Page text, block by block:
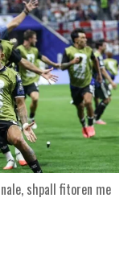
shpall fitoren me